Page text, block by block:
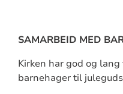
SAMARBEID MED
Kirken har god og
barnehager til